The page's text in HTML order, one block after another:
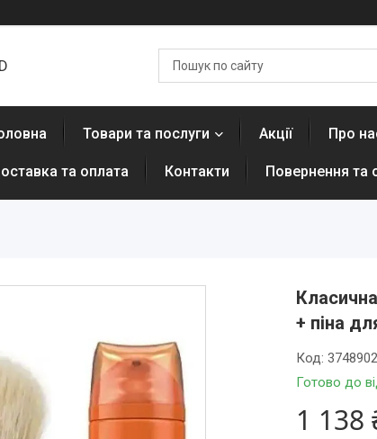
Товари та послуги Акції Про
та оплата Контакти Повернення та
+ піна
Готово до
Код:
1 138